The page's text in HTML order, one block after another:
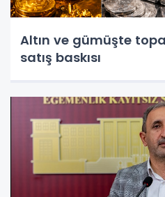
Altın ve gümüşte
satış baskısı